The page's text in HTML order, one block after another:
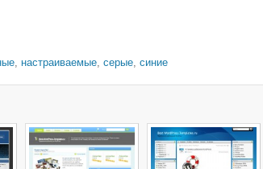
настраиваемые серые синие